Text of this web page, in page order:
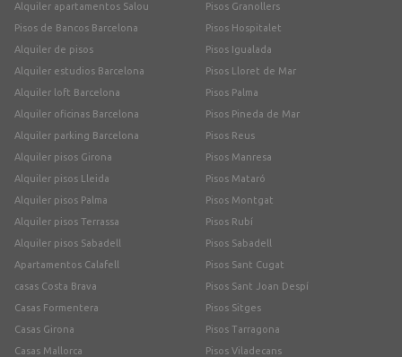
Alquiler apartamentos Salou
Pisos de Bancos Barcelona
Alquiler de pisos
Alquiler estudios Barcelona
Alquiler loft Barcelona
Alquiler oficinas Barcelona
Alquiler parking Barcelona
Alquiler pisos Girona
Alquiler pisos Lleida
Alquiler pisos Palma
Alquiler pisos Terrassa
Alquiler pisos Sabadell
Apartamentos Calafell
casas Costa Brava
Casas Formentera
Casas Girona
Casas Mallorca
Pisos Granollers
Pisos Hospitalet
Pisos Igualada
Pisos Lloret de Mar
Pisos Palma
Pisos Pineda de Mar
Pisos Reus
Pisos Manresa
Pisos Mataró
Pisos Montgat
Pisos Rubí
Pisos Sabadell
Pisos Sant Cugat
Pisos Sant Joan Despí
Pisos Sitges
Pisos Tarragona
Pisos Viladecans